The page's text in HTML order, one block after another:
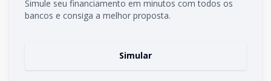
Simule seu financiamento em minutos com todos os
bancos e consiga a melhor proposta.
Simular